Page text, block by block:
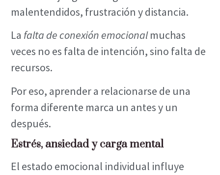
malentendidos, frustración y distancia.
La falta de conexión emocionalmuchas
veces no es falta de intención, sino falta de
recursos.
Por eso, aprender a relacionarse de una
forma diferente marca un antes y un
después.
Estrés, ansiedad y carga mental
El estado emocional individual influye